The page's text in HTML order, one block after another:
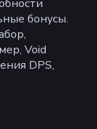
бонусы.
Void
DPS,